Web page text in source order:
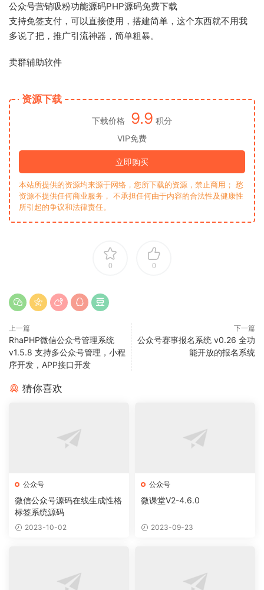
公众号营销吸粉功能源码PHP源码免费下载
支持免签支付，可以直接使用，搭建简单，这个东西就不用我
多说了把，推广引流神器，简单粗暴。
卖群辅助软件
资源下载
下载价格 9.9 积分
VIP免费
立即购买
本站所提供的资源均来源于网络，您所下载的资源，禁止商用； 愁
资源不提供任何商业服务， 不承担任何由于内容的合法性及健康性
所引起的争议和法律责任。
0 0
上一篇
RhaPHP微信公众号管理系统
v1.5.8 支持多公众号管理，小程
序开发，APP接口开发
下一篇
公众号赛事报名系统 v0.26 全功
能开放的报名系统
猜你喜欢
公众号
微信公众号源码在线生成性格
标签系统源码
2023-10-02
公众号
微课堂V2-4.6.0
2023-09-23